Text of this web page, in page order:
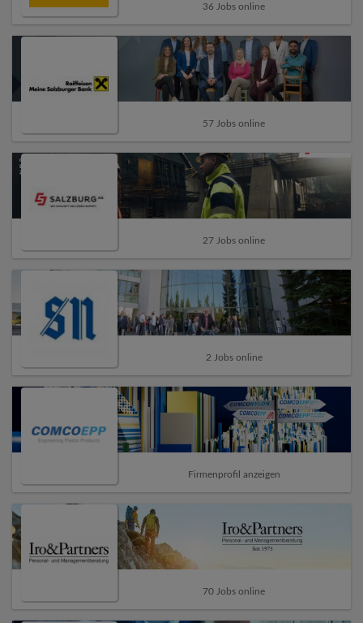
36 Jobs online
57 Jobs online
27 Jobs online
2 Jobs online
Firmenprofil anzeigen
70 Jobs online